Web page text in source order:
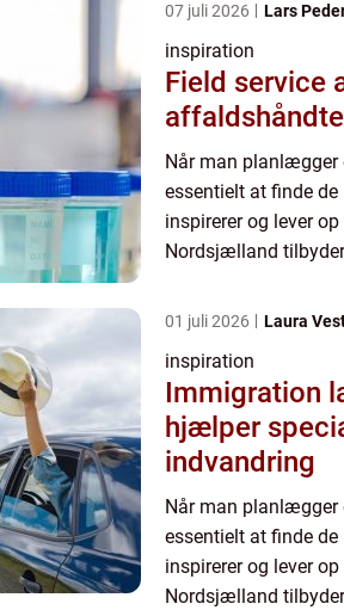
07 juli 2026 Lars
inspiration
Field service
Når man planlægger
essentielt at finde de
inspirerer og lever
Nordsjælland
01 juli 2026 Laura
inspiration
Immigration
hjælper
indvandring
Når man planlægger
essentielt at finde de
inspirerer og lever
Nordsjælland